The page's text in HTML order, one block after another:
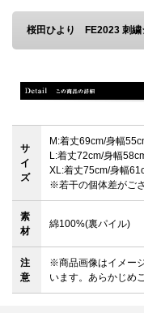
桜田ひより FE2023 刺繍
サ
イ
ズ
M:着丈69cm/身幅
L:着丈72cm/身幅
XL:着丈75cm/身幅
※若干の個体差がござ
素
材
綿100%(裏パイル)
注
意
※商品画像はイメー
います。あらかじめ